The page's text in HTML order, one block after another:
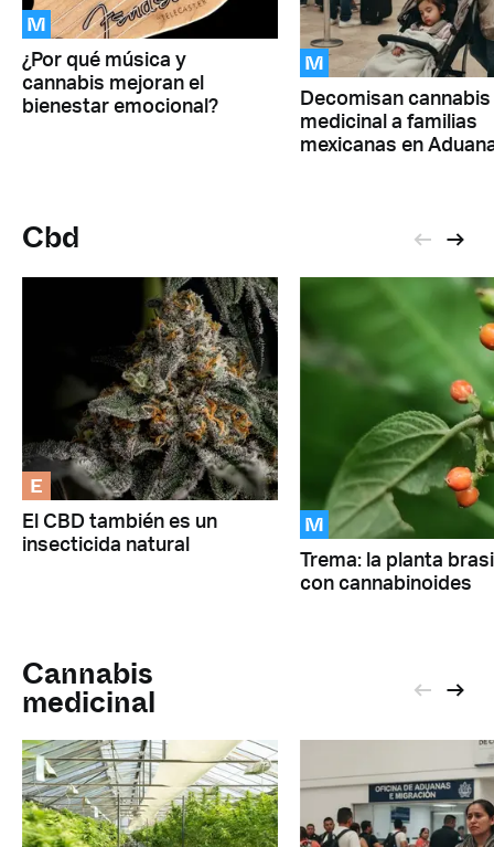
M
¿Por qué música y
cannabis mejoran el
bienestar emocional?
M
Decomisan cannabis
medicinal a familias
mexicanas en
Cbd
E
El CBD también es un
insecticida natural
M
Trema: la planta
con cannabinoides
Cannabis
medicinal